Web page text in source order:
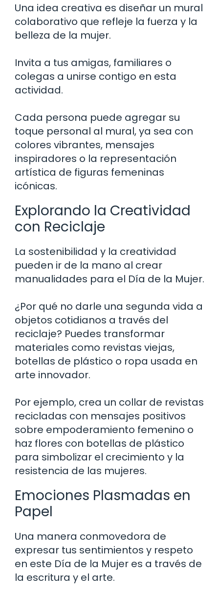
Una idea creativa es diseñar un mural
colaborativo que refleje la fuerza y ​​la
belleza de la mujer.
Invita a tus amigas, familiares o
colegas a unirse contigo en esta
actividad.
Cada persona puede agregar su
toque personal al mural, ya sea con
colores vibrantes, mensajes
inspiradores o la representación
artística de figuras femeninas
icónicas.
Explorando la Creatividad
con Reciclaje
La sostenibilidad y la creatividad
pueden ir de la mano al crear
manualidades para el Día de la Mujer.
¿Por qué no darle una segunda vida a
objetos cotidianos a través del
reciclaje? Puedes transformar
materiales como revistas viejas,
botellas de plástico o ropa usada en
arte innovador.
Por ejemplo, crea un collar de revistas
recicladas con mensajes positivos
sobre empoderamiento femenino o
haz flores con botellas de plástico
para simbolizar el crecimiento y la
resistencia de las mujeres.
Emociones Plasmadas en
Papel
Una manera conmovedora de
expresar tus sentimientos y respeto
en este Día de la Mujer es a través de
la escritura y el arte.